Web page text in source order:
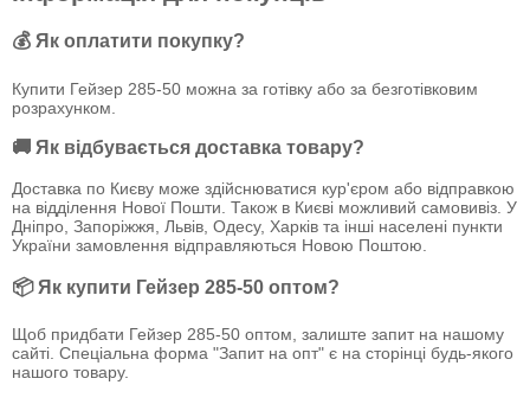
💰 Як оплатити покупку?
Купити Гейзер 285-50 можна за готівку або за безготівковим
розрахунком.
🚚 Як відбувається доставка товару?
Доставка по Києву може здійснюватися кур'єром або відправкою
на відділення Нової Пошти. Також в Києві можливий самовивіз. У
Дніпро, Запоріжжя, Львів, Одесу, Харків та інші населені пункти
України замовлення відправляються Новою Поштою.
📦 Як купити Гейзер 285-50 оптом?
Щоб придбати Гейзер 285-50 оптом, залиште запит на нашому
сайті. Спеціальна форма "Запит на опт" є на сторінці будь-якого
нашого товару.